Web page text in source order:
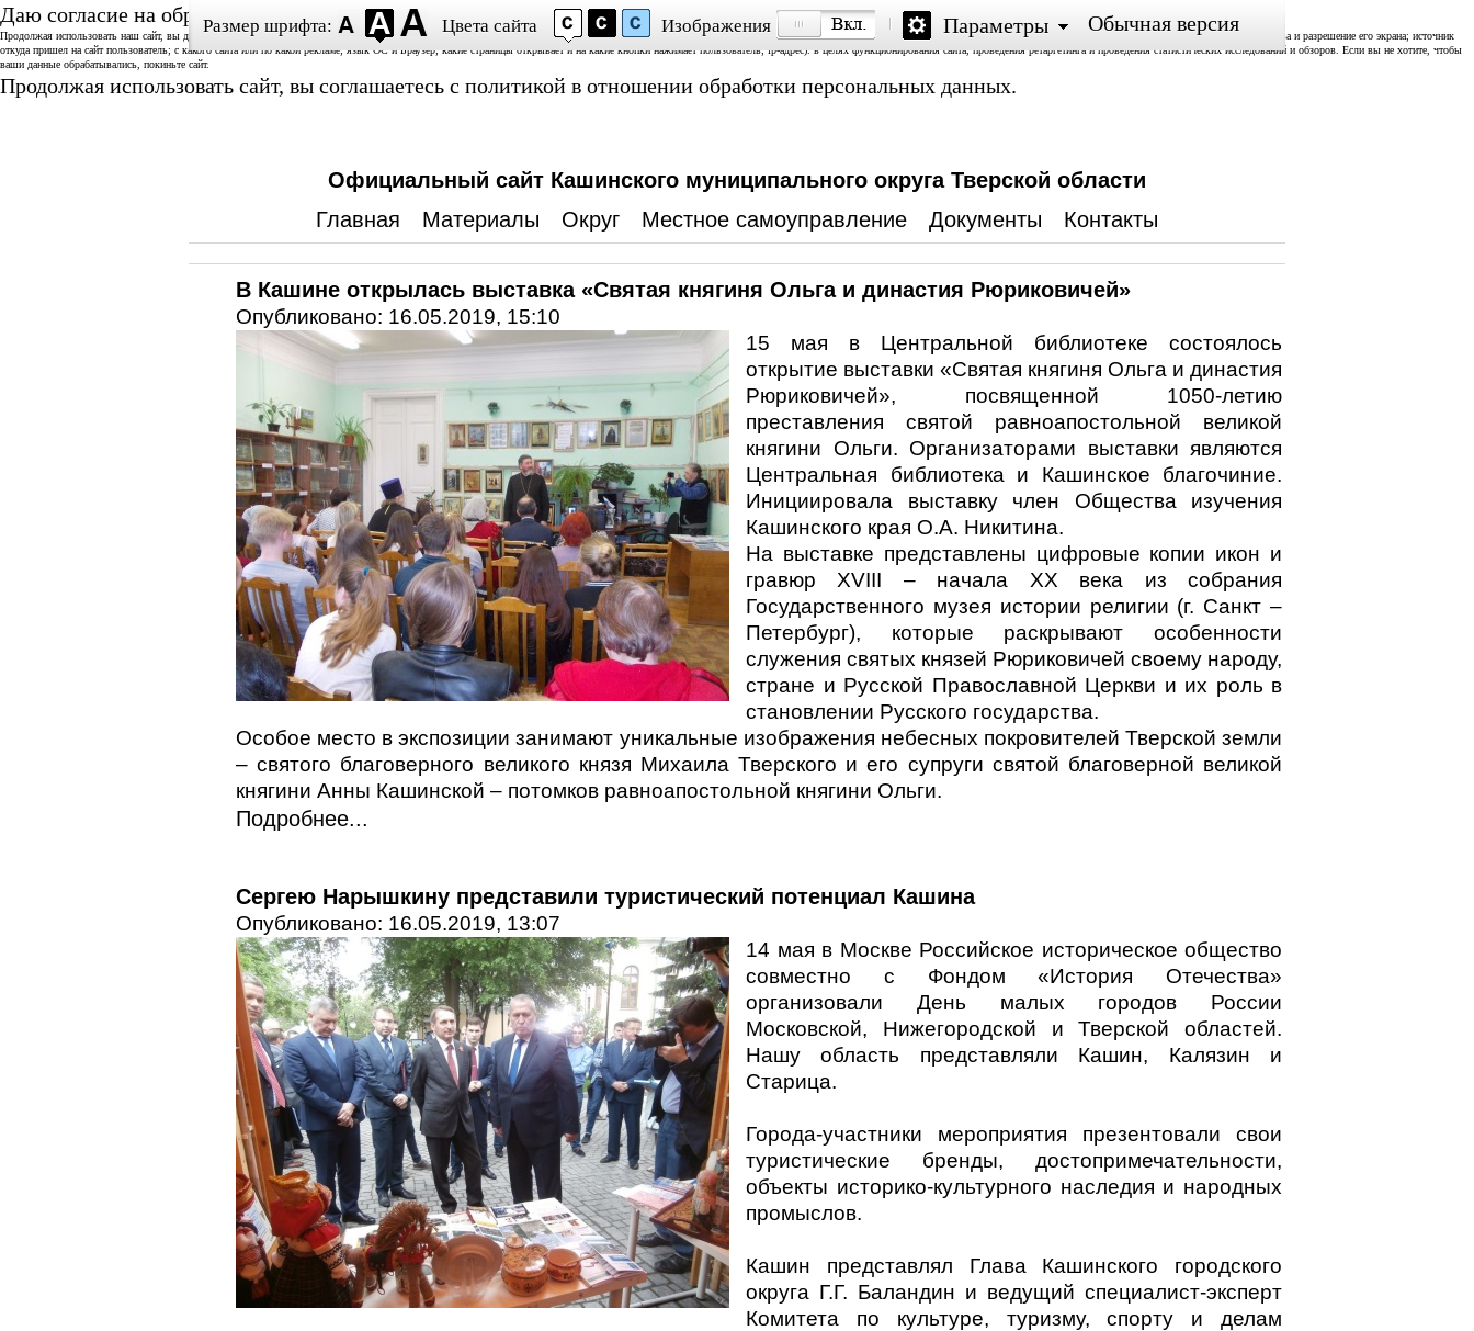
Даю согласие на обработку данных
Продолжая использовать наш сайт, вы даете согласие на использование аналитической системы «Спутник/Аналитика» и «Яндекс.Метрика»; обработку файлов cookie, пользовательских данных (сведения о местоположении; тип и версия ОС, тип и версия Браузера; тип устройства и разрешение его экрана; источник
откуда пришел на сайт пользователь; с какого сайта или по какой рекламе; язык ОС и Браузер; какие страницы открывает и на какие кнопки нажимает пользователь; ip-адрес). в целях функционирования сайта, проведения ретаргетинга и проведения статистических исследований и обзоров. Если вы не хотите, чтобы
ваши данные обрабатывались, покиньте сайт.
Продолжая использовать сайт, вы соглашаетесь с политикой в отношении обработки персональных данных.
Размер шрифта: Цвета сайта Изображения Параметры Обычная версия
Официальный сайт Кашинского муниципального округа Тверской области
Главная
Материалы Округ Местное самоуправление Документы Контакты
В Кашине открылась выставка «Святая княгиня Ольга и династия Рюриковичей»
Опубликовано: 16.05.2019, 15:10
15 мая в Центральной библиотеке состоялось
открытие выставки «Святая княгиня Ольга и династия
Рюриковичей», посвященной 1050-летию
преставления святой равноапостольной великой
княгини Ольги. Организаторами выставки являются
Центральная библиотека и Кашинское благочиние.
Инициировала выставку член Общества изучения
Кашинского края О.А. Никитина.
На выставке представлены цифровые копии икон и
гравюр XVIII – начала ХХ века из собрания
Государственного музея истории религии (г. Санкт –
Петербург), которые раскрывают особенности
служения святых князей Рюриковичей своему народу,
стране и Русской Православной Церкви и их роль в
становлении Русского государства.
Особое место в экспозиции занимают уникальные изображения небесных покровителей Тверской земли
– святого благоверного великого князя Михаила Тверского и его супруги святой благоверной великой
княгини Анны Кашинской – потомков равноапостольной княгини Ольги.
Подробнее...
Сергею Нарышкину представили туристический потенциал Кашина
Опубликовано: 16.05.2019, 13:07
14 мая в Москве Российское историческое общество
совместно с Фондом «История Отечества»
организовали День малых городов России
Московской, Нижегородской и Тверской областей.
Нашу область представляли Кашин, Калязин и
Старица.
Города-участники мероприятия презентовали свои
туристические бренды, достопримечательности,
объекты историко-культурного наследия и народных
промыслов.
Кашин представлял Глава Кашинского городского
округа Г.Г. Баландин и ведущий специалист-эксперт
Комитета по культуре, туризму, спорту и делам